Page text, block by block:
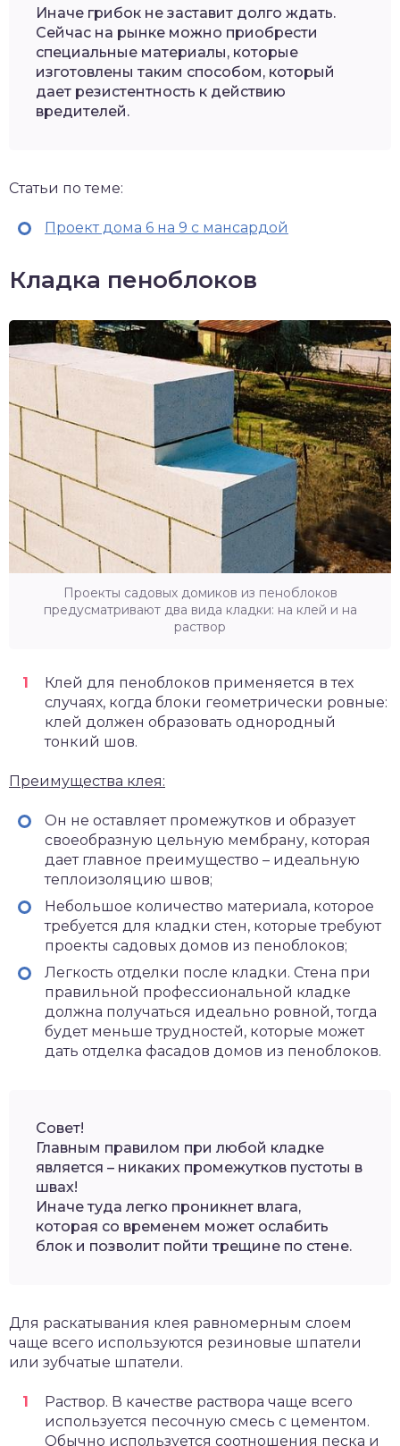
Иначе грибок не заставит долго ждать.
Сейчас на рынке можно приобрести
специальные материалы, которые
изготовлены таким способом, который
дает резистентность к действию
вредителей.
Статьи по теме:
Проект дома 6 на 9 с мансардой
Кладка пеноблоков
Проекты садовых домиков из пеноблоков
предусматривают два вида кладки: на клей и на
раствор
Клей для пеноблоков применяется в тех
случаях, когда блоки геометрически ровные:
клей должен образовать однородный
тонкий шов.
Преимущества клея:
Он не оставляет промежутков и образует
своеобразную цельную мембрану, которая
дает главное преимущество – идеальную
теплоизоляцию швов;
Небольшое количество материала, которое
требуется для кладки стен, которые требуют
проекты садовых домов из пеноблоков;
Легкость отделки после кладки. Стена при
правильной профессиональной кладке
должна получаться идеально ровной, тогда
будет меньше трудностей, которые может
дать отделка фасадов домов из пеноблоков.
Совет!
Главным правилом при любой кладке
является – никаких промежутков пустоты в
швах!
Иначе туда легко проникнет влага,
которая со временем может ослабить
блок и позволит пойти трещине по стене.
Для раскатывания клея равномерным слоем
чаще всего используются резиновые шпатели
или зубчатые шпатели.
Раствор. В качестве раствора чаще всего
используется песочную смесь с цементом.
Обычно используется соотношения песка и